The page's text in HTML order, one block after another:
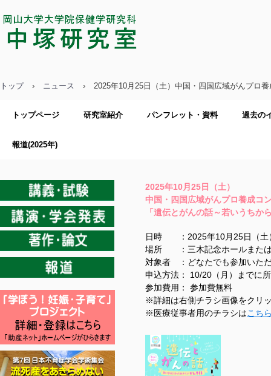
研究科
トップ › ニュース › 2025年10月25日（土）中国・四国広域がんプロ
トップページ 研究室紹介 パンフレット・資料 過去の
報道(2025年)
2025年10月25日（土）
中国・四国広域がんプロ養成コ
「遺伝とがんの話～若いうちか
日時 ：2025年10月25日（土
場所 ：三木記念ホールまたは
対象者 ：どなたでも参加いた
申込方法： 10/20（月）までに
参加費用： 参加費無料
※詳細は右側チラシ画像をク
※医療従事者用のチラシはこち